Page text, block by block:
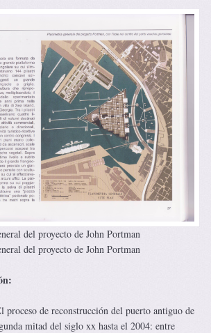
del proyecto de John Portman
del proyecto de John Portman
de reconstrucción del puerto antiguo de
mitad del siglo xx hasta el 2004: entre